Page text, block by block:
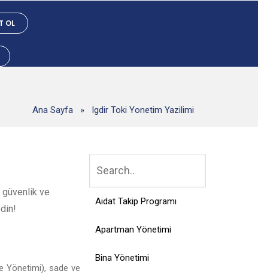
OL
Ana Sayfa » Igdir Toki Yonetim Yazilimi
güvenlik ve
Yönetimi), sade ve
Aidat Takip Programı
Apartman Yönetimi
Bina Yönetimi